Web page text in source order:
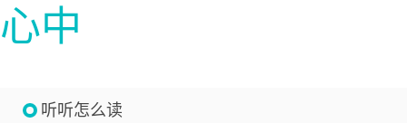
心中
听听怎么读